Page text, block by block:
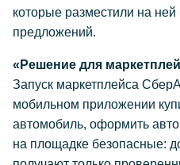
которые разместили на
предложений.
«Решение для
Запуск маркетплейса
мобильном приложении
автомобиль, оформить
на площадке безопасные: